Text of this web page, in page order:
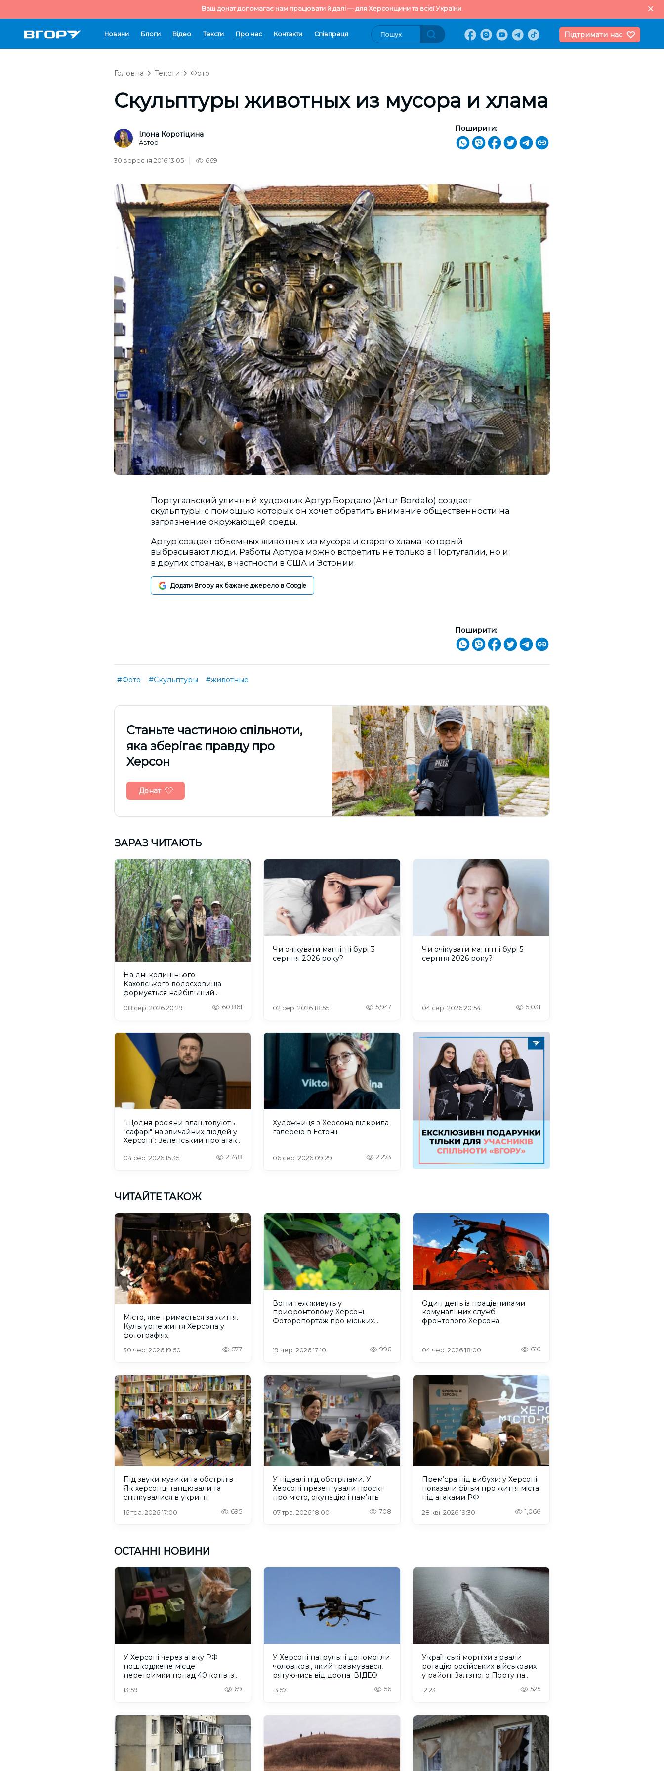
Ваш донат допомагає нам працювати й далі — для Херсонщини та всієї України.
Новини Блоги Відео Тексти Про нас Контакти Cпівпраця Підтримати нас
Головна Тексти Фото
Скульптуры животных из мусора и хлама
Ілона Коротіцина
Автор
Поширити:
30 вересня 2016 13:05 669
Португальский уличный художник Артур Бордало (Artur Bordalo) создает
скульптуры, с помощью которых он хочет обратить внимание общественности на
загрязнение окружающей среды.
Артур создает объемных животных из мусора и старого хлама, который
выбрасывают люди. Работы Артура можно встретить не только в Португалии, но и
в других странах, в частности в США и Эстонии.
Додати Вгору як бажане джерело в Google
Поширити:
#Фото #Скульптуры #животные
Cтаньте частиною спільноти,
яка зберігає правду про
Херсон
Донат
ЗАРАЗ ЧИТАЮТЬ
На дні колишнього
Каховського водосховища
формується найбільший
08 сер. 2026 20:29 60,861
Чи очікувати магнітні бурі 3
серпня 2026 року?
02 сер. 2026 18:55 5,947
Чи очікувати магнітні бурі 5
серпня 2026 року?
04 сер. 2026 20:54 5,031
"Щодня росіяни влаштовують
"сафарі" на звичайних людей у
Херсоні": Зеленський про атаку
04 сер. 2026 15:35 2,748
Художниця з Херсона відкрила
галерею в Естонії
06 сер. 2026 09:29 2,273
ЧИТАЙТЕ ТАКОЖ
Місто, яке тримається за життя.
Культурне життя Херсона у
фотографіях
30 чер. 2026 19:50 577
Вони теж живуть у
прифронтовому Херсоні.
Фоторепортаж про міських
19 чер. 2026 17:10 996
Один день із працівниками
комунальних служб
фронтового Херсона
04 чер. 2026 18:00 616
Під звуки музики та обстрілів.
Як херсонці танцювали та
спілкувалися в укритті
16 тра. 2026 17:00 695
У підвалі під обстрілами. У
Херсоні презентували проєкт
про місто, окупацію і пам’ять
07 тра. 2026 18:00 708
Прем’єра під вибухи: у Херсоні
показали фільм про життя міста
під атаками РФ
28 кві. 2026 19:30 1,066
ОСТАННІ НОВИНИ
У Херсоні через атаку РФ
пошкоджене місце
перетримки понад 40 котів із
13:59 69
У Херсоні патрульні допомогли
чоловікові, який травмувався,
рятуючись від дрона. ВІДЕО
13:57 56
Українські морпіхи зірвали
ротацію російських військових
у районі Залізного Порту на
12:23 525